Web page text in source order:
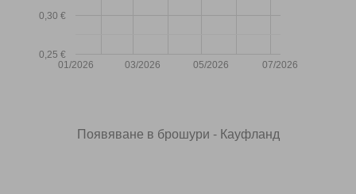
01/2026 03/2026 05/2026 07/2026
0,25 €
0,30 €
Появяване в брошури - Кауфланд